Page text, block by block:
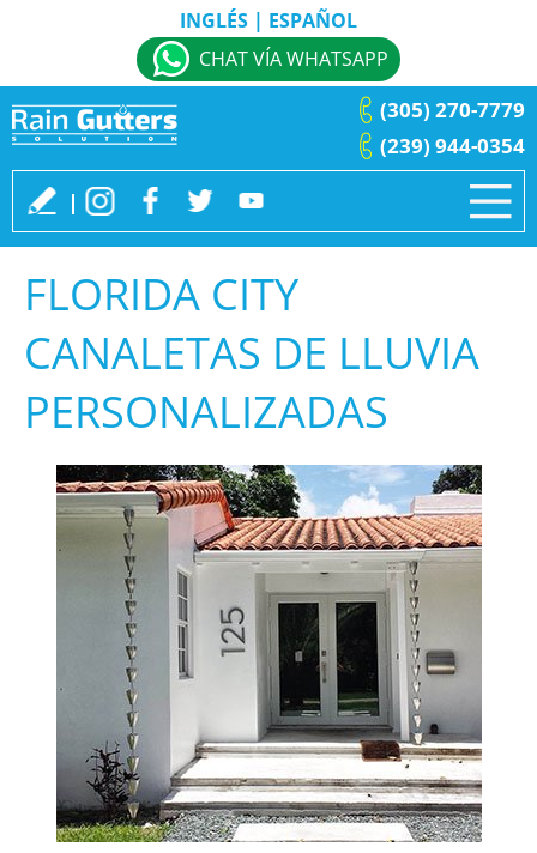
INGLÉS | ESPAÑOL
CHAT VÍA WHATSAPP
(239) 944-0354
(305) 270-7779
FLORIDA CITY
CANALETAS DE LLUVIA
PERSONALIZADAS